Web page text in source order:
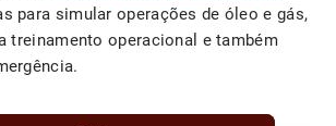
​​para simular operações de óleo e gás,
treinamento operacional e também